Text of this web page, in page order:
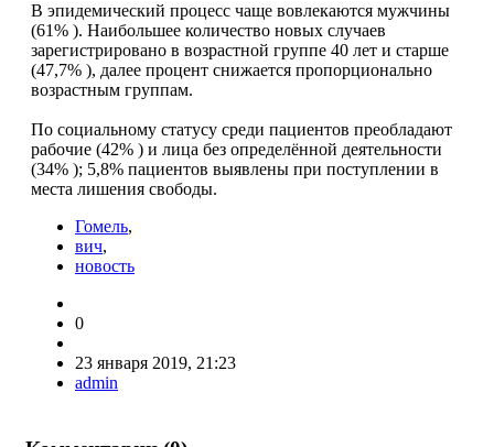
В эпидемический процесс чаще вовлекаются мужчины
(61% ). Наибольшее количество новых случаев
зарегистрировано в возрастной группе 40 лет и старше
(47,7% ), далее процент снижается пропорционально
возрастным группам.
По социальному статусу среди пациентов преобладают
рабочие (42% ) и лица без определённой деятельности
(34% ); 5,8% пациентов выявлены при поступлении в
места лишения свободы.
Гомель,
вич,
новость
0
23 января 2019, 21:23
admin